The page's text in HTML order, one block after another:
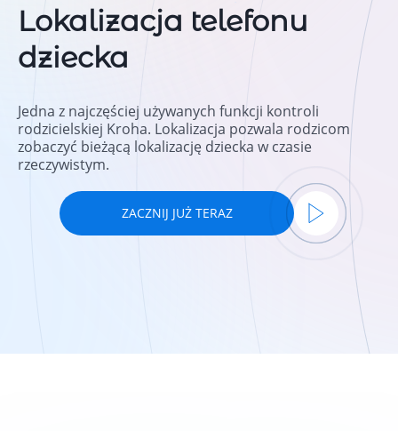
Lokalizacja telefonu
dziecka
Jedna z najczęściej używanych funkcji kontroli
rodzicielskiej Kroha. Lokalizacja pozwala rodzicom
zobaczyć bieżącą lokalizację dziecka w czasie
rzeczywistym.
ZACZNIJ JUŻ TERAZ